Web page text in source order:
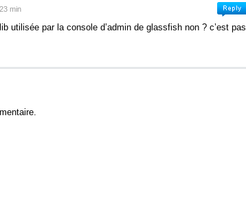
min
utilisée par la console d’admin de glassfish non ? c’est pas